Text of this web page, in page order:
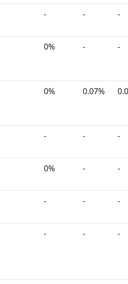
- - -
0% - -
0% 0.07%
- - -
0% - -
- - -
- - -